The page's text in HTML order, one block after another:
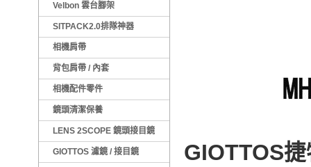
Velbon 雲台腳架
SITPACK2.0排隊神器
相機肩帶
背包肩帶 / 內套
相機配件零件
鏡頭清潔保養
LENS 2SCOPE 鏡頭接目鏡
GIOTTOS 濾鏡 / 接目鏡
GIOTTOS